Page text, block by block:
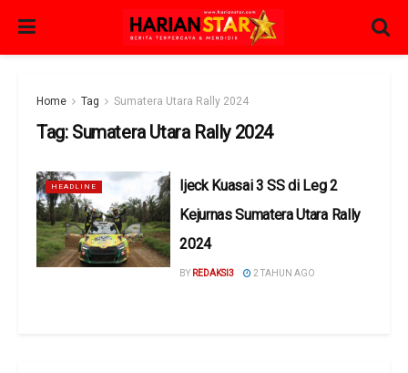
Home Tag Sumatera Utara Rally 2024
Tag: Sumatera Utara Rally 2024
HEADLINE
Ijeck Kuasai 3 SS di Leg 2
Kejurnas Sumatera Utara Rally
2024
BY REDAKSI3 2 TAHUN AGO